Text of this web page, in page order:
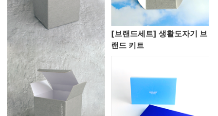
[브랜드세트] 생활도자기 브
랜드 키트